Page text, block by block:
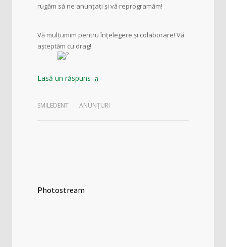
rugăm să ne anunțați și vă reprogramăm!
Vă mulțumim pentru înțelegere și colaborare! Vă
așteptăm cu drag!
Lasă un răspuns
SMILEDENT ANUNȚURI
Photostream